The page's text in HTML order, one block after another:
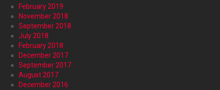
February 2019
November 2018
September 2018
July 2018
February 2018
December 2017
September 2017
August 2017
December 2016